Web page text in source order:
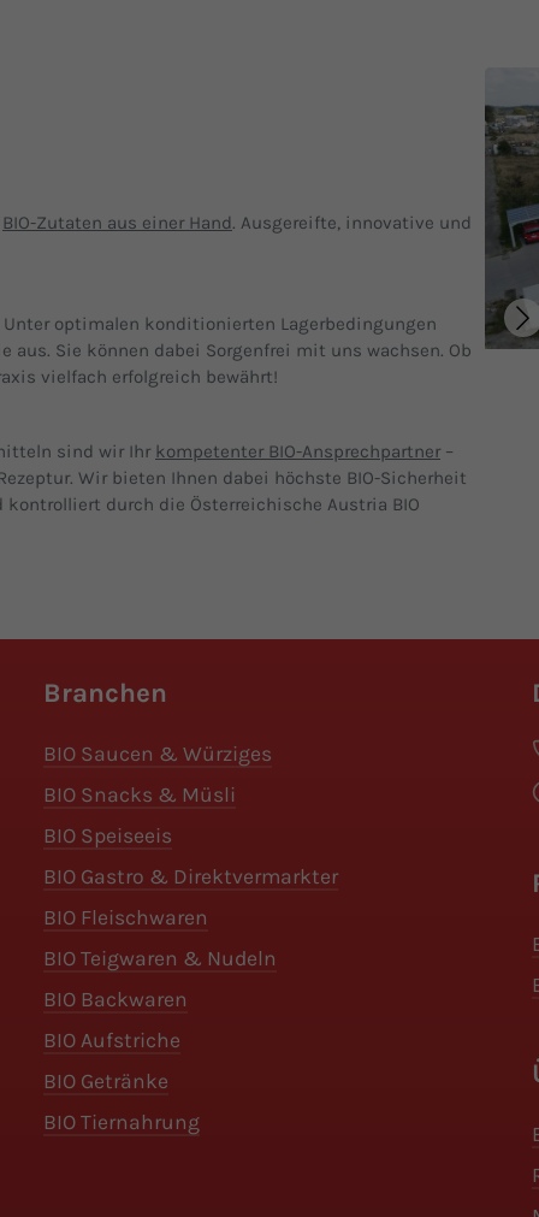
BIO-Zutaten aus einer Hand. Ausgereifte, innovative und
Unter optimalen konditionierten Lagerbedingungen
Sie können dabei Sorgenfrei mit uns wachsen. Ob
vielfach erfolgreich bewährt!
sind wir Ihr kompetenter BIO-Ansprechpartner –
Wir bieten Ihnen dabei höchste BIO-Sicherheit
durch die Österreichische Austria BIO
Branchen
BIO Saucen & Würziges
BIO Snacks & Müsli
BIO Speiseeis
BIO Gastro & Direktvermarkter
BIO Fleischwaren
BIO Teigwaren & Nudeln
BIO Backwaren
BIO Aufstriche
BIO Getränke
BIO Tiernahrung